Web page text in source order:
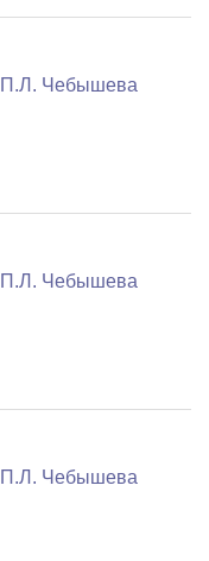
П.Л. Чебышева
П.Л. Чебышева
П.Л. Чебышева